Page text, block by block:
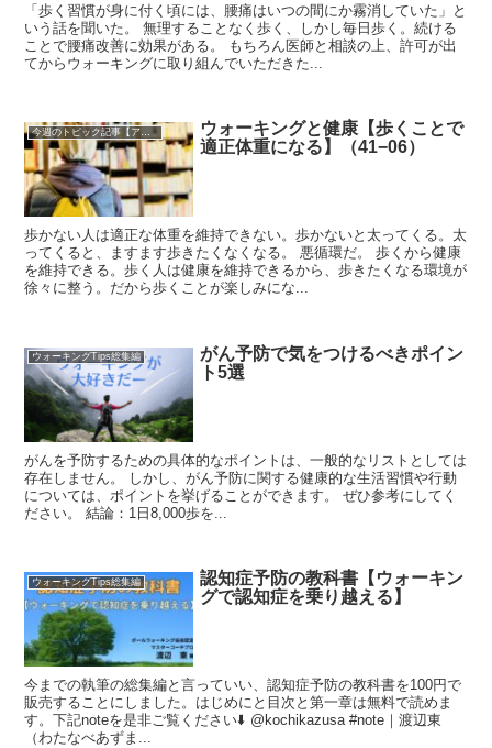
「歩く習慣が身に付く頃には、腰痛はいつの間にか霧消していた」と
いう話を聞いた。 無理することなく歩く、しかし毎日歩く。続ける
ことで腰痛改善に効果がある。 もちろん医師と相談の上、許可が出
てからウォーキングに取り組んでいただきた...
今週のトピック記事【アーカイブ】
ウォーキングと健康【歩くことで
適正体重になる】（41−06）
歩かない人は適正な体重を維持できない。歩かないと太ってくる。太
ってくると、ますます歩きたくなくなる。 悪循環だ。 歩くから健康
を維持できる。歩く人は健康を維持できるから、歩きたくなる環境が
徐々に整う。だから歩くことが楽しみにな...
ウォーキングTips総集編
がん予防で気をつけるべきポイン
ト5選
がんを予防するための具体的なポイントは、一般的なリストとしては
存在しません。 しかし、がん予防に関する健康的な生活習慣や行動
については、ポイントを挙げることができます。 ぜひ参考にしてく
ださい。 結論：1日8,000歩を...
ウォーキングTips総集編
認知症予防の教科書【ウォーキン
グで認知症を乗り越える】
今までの執筆の総集編と言っていい、認知症予防の教科書を100円で
販売することにしました。はじめにと目次と第一章は無料で読めま
す。下記noteを是非ご覧ください⬇️ @kochikazusa #note｜渡辺東
（わたなべあずま...